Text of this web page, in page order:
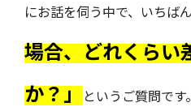
にお話を伺う中で、いちば
場合、どれくらい
か？」というご質問で